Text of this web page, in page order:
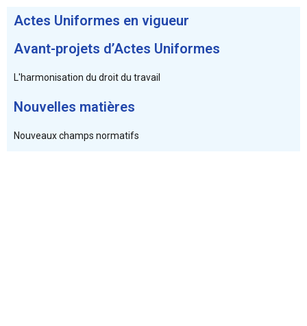
Actes Uniformes en vigueur
Avant-projets d’Actes Uniformes
L'harmonisation du droit du travail
Nouvelles matières
Nouveaux champs normatifs